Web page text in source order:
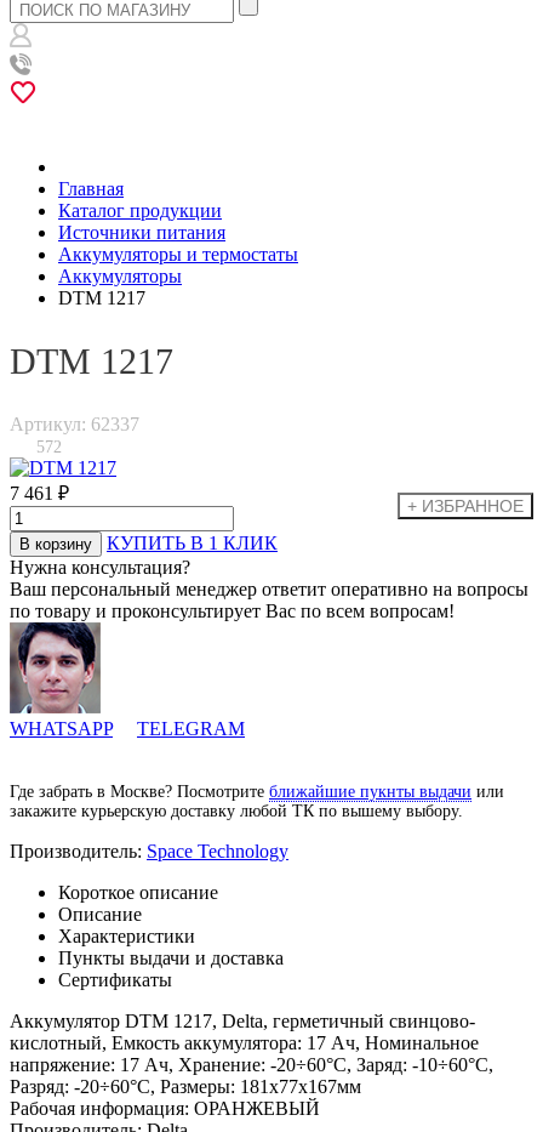
Главная
Каталог продукции
Источники питания
Аккумуляторы и термостаты
Аккумуляторы
DTM 1217
DTM 1217
Артикул: 62337
572
7 461 ₽
КУПИТЬ В 1 КЛИК
Нужна консультация?
Ваш персональный менеджер ответит оперативно на вопросы
по товару и проконсультирует Вас по всем вопросам!
WHATSAPP TELEGRAM
Где забрать в Москве? Посмотрите ближайшие пукнты выдачи или
закажите курьерскую доставку любой ТК по вышему выбору.
Производитель: Space Technology
Короткое описание
Описание
Характеристики
Пункты выдачи и доставка
Сертификаты
Аккумулятор DTM 1217, Delta, герметичный свинцово-
кислотный, Емкость аккумулятора: 17 Ач, Номинальное
напряжение: 17 Ач, Хранение: -20÷60°C, Заряд: -10÷60°C,
Разряд: -20÷60°C, Размеры: 181х77х167мм
Рабочая информация: ОРАНЖЕВЫЙ